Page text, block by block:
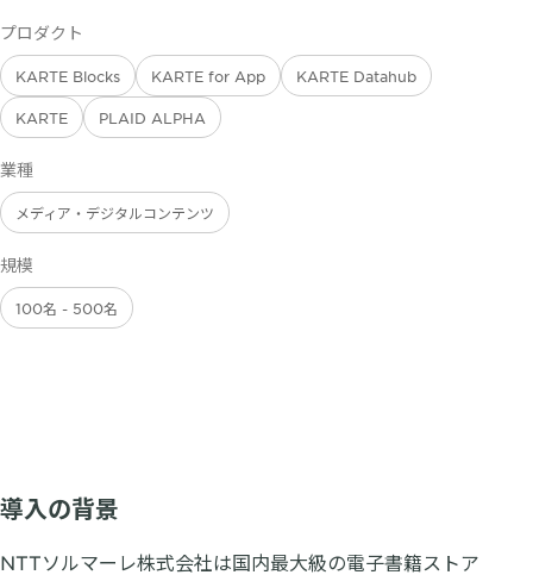
プロダクト
KARTE Blocks KARTE for App KARTE Datahub
KARTE PLAID ALPHA
業種
メディア・デジタルコンテンツ
規模
100名 - 500名
導入の背景
NTTソルマーレ株式会社は国内最大級の電子書籍ストア